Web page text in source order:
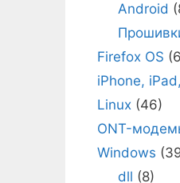
Android
Firefox OS
iPhone,
Linux (46)
ONT-
Windows
dll (8)